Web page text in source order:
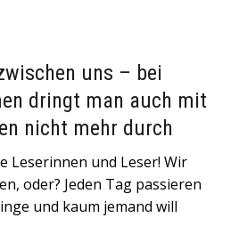
uns – bei
dringt man auch mit
nicht mehr durch
Leserinnen und Leser! Wir
oder? Jeden Tag passieren
und kaum jemand will